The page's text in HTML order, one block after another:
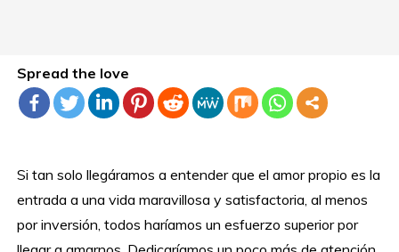
Spread the love
Si tan solo llegáramos a entender que el amor propio es la
entrada a una vida maravillosa y satisfactoria, al menos
por inversión, todos haríamos un esfuerzo superior por